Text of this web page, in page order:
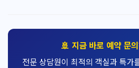
🚢 지금 바로 예약 문
전문 상담원이 최적의 객실과 특가